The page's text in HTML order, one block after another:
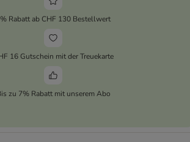
Rabatt ab CHF 130 Bestellwert
16 Gutschein mit der Treuekarte
zu 7% Rabatt mit unserem Abo